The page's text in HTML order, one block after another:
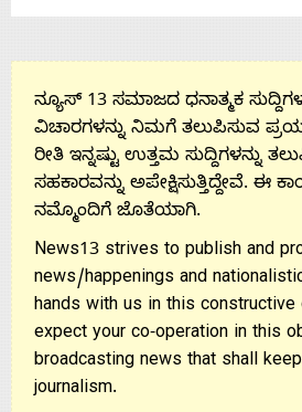
ನ್ಯೂಸ್ 13 ಸಮಾಜದ ಧನಾತ್ಮಕ
ವಿಚಾರಗಳನ್ನು ನಿಮಗೆ ತಲುಪಿಸುವ
ರೀತಿ ಇನ್ನಷ್ಟು ಉತ್ತಮ ಸುದ್ದಿಗಳನ್ನು
ಸಹಕಾರವನ್ನು ಅಪೇಕ್ಷಿಸುತ್ತಿದ್ದೇವೆ. ಈ
ನಮ್ಮೊಂದಿಗೆ ಜೊತೆಯಾಗಿ.
News13 strives to publish and
news/happenings and
hands with us in this constructive
expect your co-operation in this
broadcasting news that shall
journalism.